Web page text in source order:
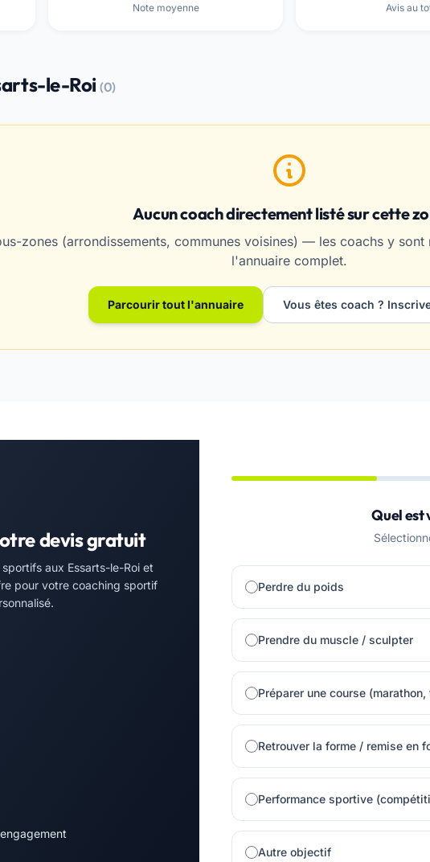
Note moyenne Avis au
le-Roi(0)
Aucun coach directement listé sur cette
zones (arrondissements, communes voisines) — les coachs y
l'annuaire complet.
Parcourir tout l'annuaire Vous êtes coach ?
devis gratuit
aux Essarts-le-Roi et
pour votre coaching sportif
Quel est
Perdre du poids
Prendre du muscle / sculpter
Préparer une course (marathon,
Retrouver la forme / remise en
Performance sportive
Autre objectif